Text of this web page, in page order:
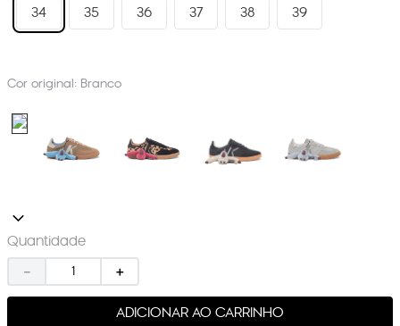
34 35 36 37 38 39
Cor original: Branco
Quantidade
＋
－
ADICIONAR AO CARRINHO